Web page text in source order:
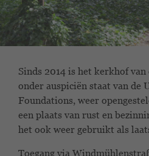
Sinds 2014 is het kerkhof
onder auspiciën staat van de
Foundations, weer
een plaats van rust en
het ook weer gebruikt als
Toegang via